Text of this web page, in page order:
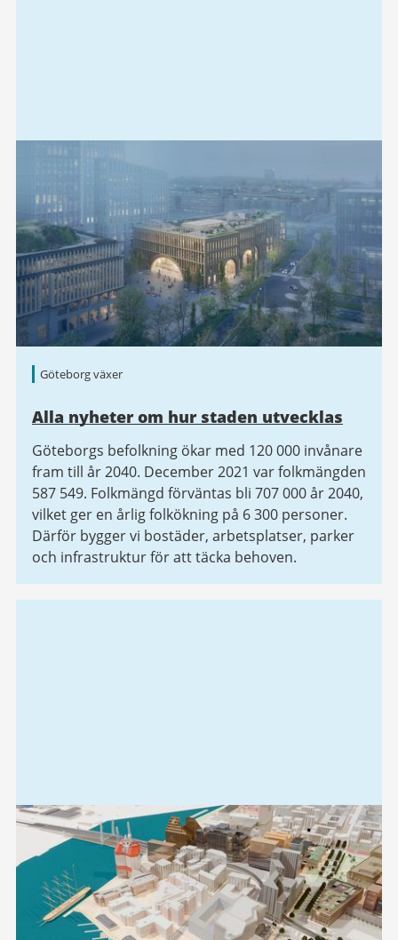
Göteborg växer
Alla nyheter om hur staden utvecklas
Göteborgs befolkning ökar med 120 000 invånare
fram till år 2040. December 2021 var folkmängden
587 549. Folkmängd förväntas bli 707 000 år 2040,
vilket ger en årlig folkökning på 6 300 personer.
Därför bygger vi bostäder, arbetsplatser, parker
och infrastruktur för att täcka behoven.